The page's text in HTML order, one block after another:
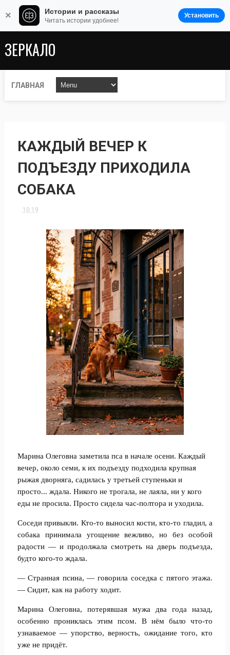
ЗЕРКАЛО
ГЛАВНАЯ
КАЖДЫЙ ВЕЧЕР К
ПОДЪЕЗДУ ПРИХОДИЛА
СОБАКА
10:19
Марина Олеговна заметила пса в начале осени. Каждый
вечер, около семи, к их подъезду подходила крупная
рыжая дворняга, садилась у третьей ступеньки и
просто... ждала. Никого не трогала, не лаяла, ни у кого
еды не просила. Просто сидела час-полтора и уходила.
Соседи привыкли. Кто-то выносил кости, кто-то гладил, а
собака принимала угощение вежливо, но без особой
радости — и продолжала смотреть на дверь подъезда,
будто кого-то ждала.
— Странная псина, — говорила соседка с пятого этажа.
— Сидит, как на работу ходит.
Марина Олеговна, потерявшая мужа два года назад,
особенно прониклась этим псом. В нём было что-то
узнаваемое — упорство, верность, ожидание того, кто
уже не придёт.
× Истории и рассказы
Читать истории удобнее!
Установить